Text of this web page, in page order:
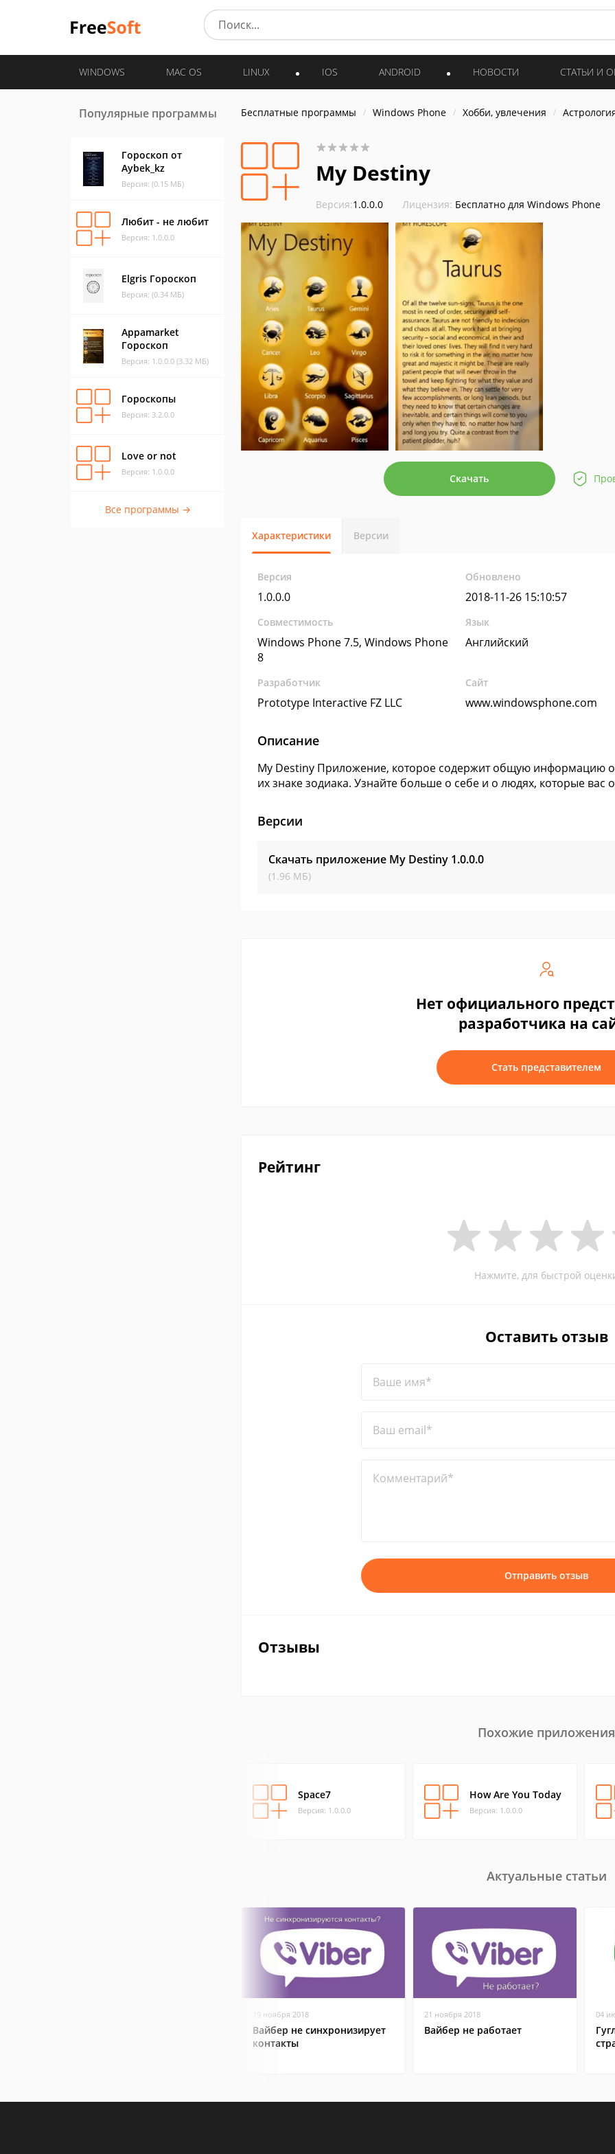
WINDOWS MAC OS LINUX IOS ANDROID НОВОСТИ СТАТЬИ И
Популярные программы
Гороскоп от
Aybek_kz
Версия: (0.15 МБ)
Любит - не любит
Версия: 1.0.0.0
Elgris Гороскоп
Версия: (0.34 МБ)
Appamarket
Гороскоп
Версия: 1.0.0.0 (3.32 МБ)
Гороскопы
Версия: 3.2.0.0
Love or not
Версия: 1.0.0.0
Все программы →
Бесплатные программы Windows Phone Хобби, увлечения
My Destiny
Версия:1.0.0.0 Лицензия: Бесплатно для Windows Phone
Скачать
Характеристики Версии
Версия
1.0.0.0
Обновлено
2018-11-26 15:10:57
Совместимость
Windows Phone 7.5, Windows Phone
8
Язык
Английский
Разработчик
Prototype Interactive FZ LLC
Сайт
www.windowsphone.com
Описание
My Destiny Приложение, которое содержит общую информацию
их знаке зодиака. Узнайте больше о себе и о людях, которые
Версии
Скачать приложение My Destiny 1.0.0.0
(1.96 МБ)
Нет официального
разработчика на
Стать представителем
Рейтинг
Нажмите, для быстрой
Оставить отзыв
Ваше имя*
Ваш email*
Комментарий*
Отправить отзыв
Отзывы
Похожие приложения
Space7
Версия: 1.0.0.0
How Are You Today
Версия: 1.0.0.0
Актуальные статьи
19 ноября 2018
Вайбер не синхронизирует
контакты
21 ноября 2018
Вайбер не работает
04